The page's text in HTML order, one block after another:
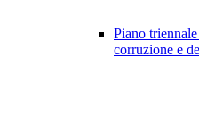
Piano
corruzione e